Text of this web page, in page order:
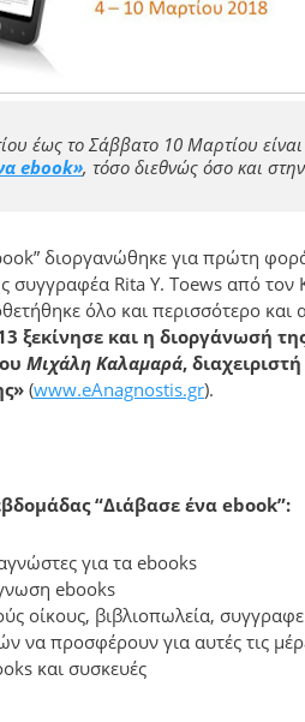
έως το Σάββατο 10 Μαρτίου είναι
ebook», τόσο διεθνώς όσο και
διοργανώθηκε για πρώτη
συγγραφέα Rita Y. Toews από
όλο και περισσότερο και
ξεκίνησε και η διοργάνωσή
Μιχάλη Καλαμαρά,
(www.eAnagnostis.gr).
“Διάβασε ένα ebook”:
για τα ebooks
ebooks
οίκους, βιβλιοπωλεία,
να προσφέρουν για αυτές τις
και συσκευές